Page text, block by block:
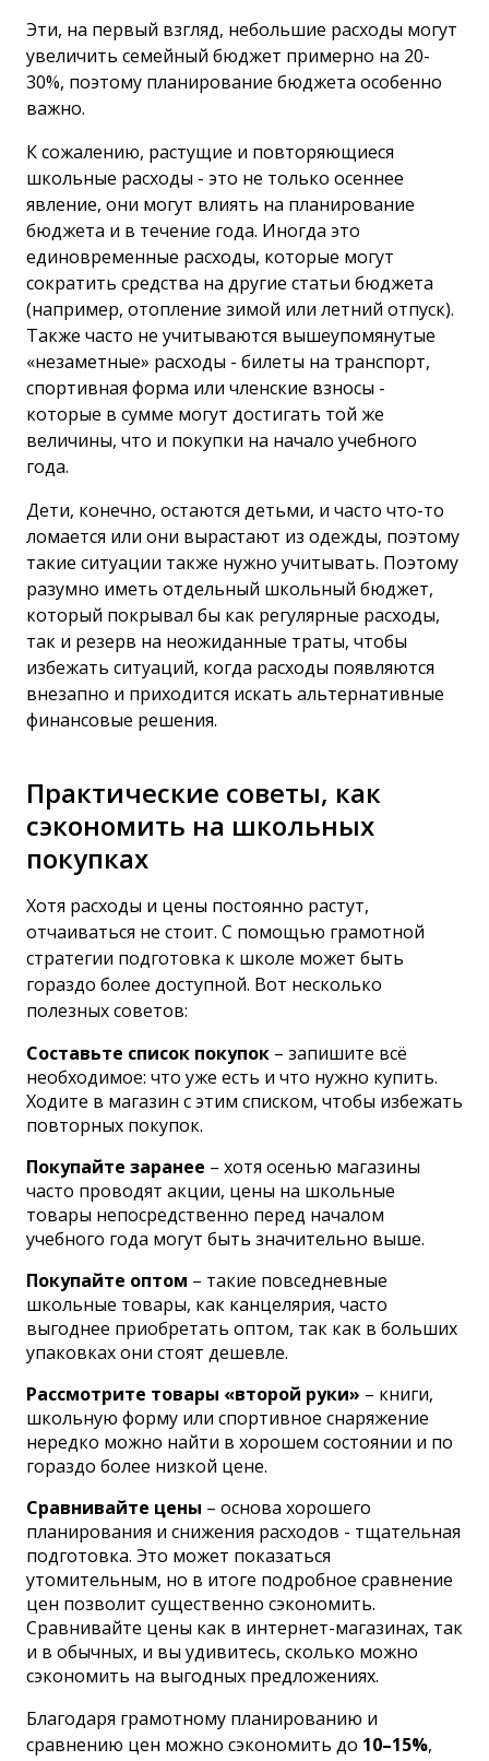
Эти, на первый взгляд, небольшие расходы могут
увеличить семейный бюджет примерно на 20-
30%, поэтому планирование бюджета особенно
важно.
К сожалению, растущие и повторяющиеся
школьные расходы - это не только осеннее
явление, они могут влиять на планирование
бюджета и в течение года. Иногда это
единовременные расходы, которые могут
сократить средства на другие статьи бюджета
(например, отопление зимой или летний отпуск).
Также часто не учитываются вышеупомянутые
«незаметные» расходы - билеты на транспорт,
спортивная форма или членские взносы -
которые в сумме могут достигать той же
величины, что и покупки на начало учебного
года.
Дети, конечно, остаются детьми, и часто что-то
ломается или они вырастают из одежды, поэтому
такие ситуации также нужно учитывать. Поэтому
разумно иметь отдельный школьный бюджет,
который покрывал бы как регулярные расходы,
так и резерв на неожиданные траты, чтобы
избежать ситуаций, когда расходы появляются
внезапно и приходится искать альтернативные
финансовые решения.
Практические советы, как
сэкономить на школьных
покупках
Хотя расходы и цены постоянно растут,
отчаиваться не стоит. С помощью грамотной
стратегии подготовка к школе может быть
гораздо более доступной. Вот несколько
полезных советов:
Составьте список покупок – запишите всё
необходимое: что уже есть и что нужно купить.
Ходите в магазин с этим списком, чтобы избежать
повторных покупок.
Покупайте заранее – хотя осенью магазины
часто проводят акции, цены на школьные
товары непосредственно перед началом
учебного года могут быть значительно выше.
Покупайте оптом – такие повседневные
школьные товары, как канцелярия, часто
выгоднее приобретать оптом, так как в больших
упаковках они стоят дешевле.
Рассмотрите товары «второй руки» – книги,
школьную форму или спортивное снаряжение
нередко можно найти в хорошем состоянии и по
гораздо более низкой цене.
Сравнивайте цены – основа хорошего
планирования и снижения расходов - тщательная
подготовка. Это может показаться
утомительным, но в итоге подробное сравнение
цен позволит существенно сэкономить.
Сравнивайте цены как в интернет-магазинах, так
и в обычных, и вы удивитесь, сколько можно
сэкономить на выгодных предложениях.
Благодаря грамотному планированию и
сравнению цен можно сэкономить до 10–15%,